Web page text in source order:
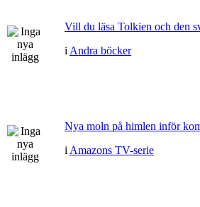
Vill du läsa Tolkien och den
i Andra böcker
Nya moln på himlen inför
i Amazons TV-serie